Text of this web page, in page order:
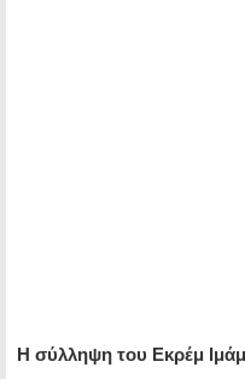
Η σύλληψη του Εκρέμ